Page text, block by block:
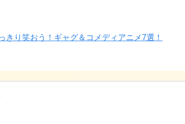
きり笑おう！ギャグ＆コメディアニメ7選！